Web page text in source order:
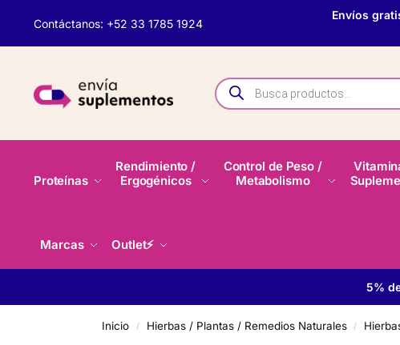
Contáctanos: +52 33 1785 1924
Envíos
Proteínas
Rendimiento /
Ergogénicos
Control de Peso /
Metabolismo
Marcas Outlet⚡
5%
Inicio / Hierbas / Plantas / Remedios Naturales /